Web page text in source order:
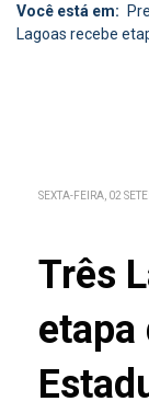
Você está em:
Lagoas recebe
SEXTA-FEIRA, 02
Três